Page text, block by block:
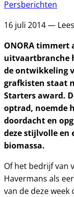
Persberichten
16 juli 2014 —
ONORA timmert
uitvaartbranche
de ontwikkeling
grafkisten staat
Starters award.
optrad, noemde
doordacht en
deze stijlvolle en
biomassa.
Of het bedrijf van
Havermans als
van de deze